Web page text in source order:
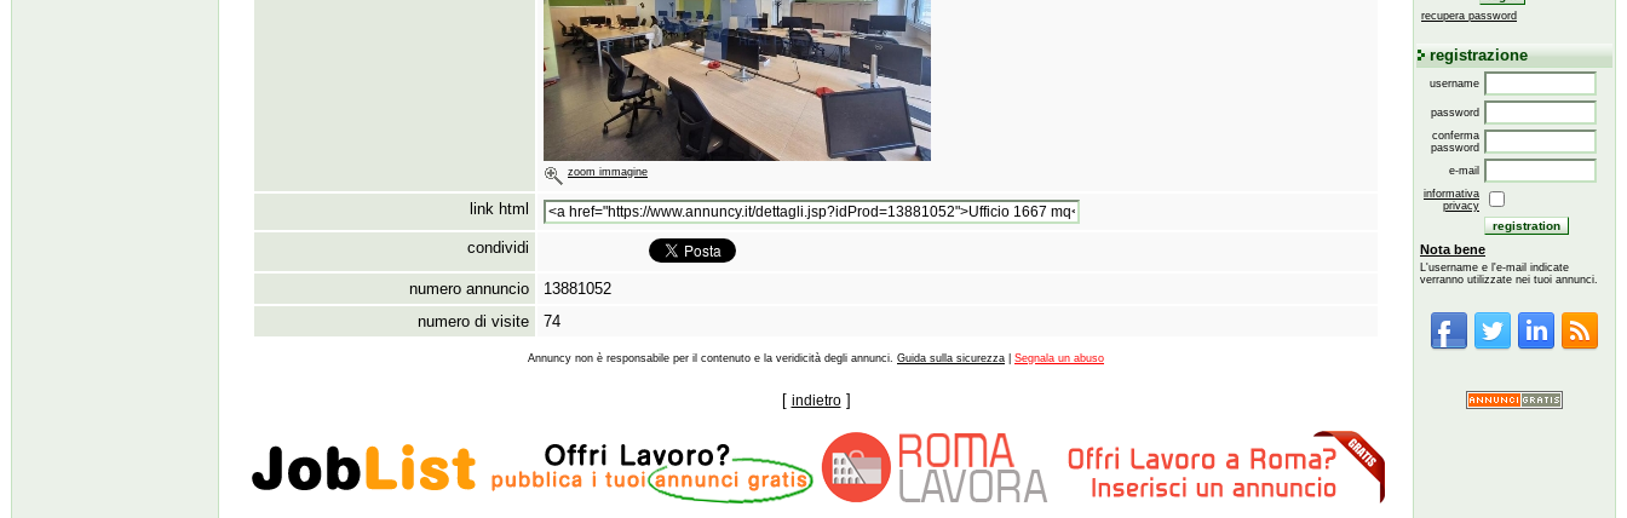
zoom immagine
link html
condividi
numero annuncio
13881052
numero di visite
74
Annuncy non è responsabile per il contenuto e la veridicità degli annunci. Guida sulla sicurezza Segnala un abuso
[ indietro]
recupera password
registrazione
username
password
conferma
password
e-mail
informativa
privacy
Nota bene
L'username e l'e-mail indicate
verranno utilizzate nei tuoi annunci.